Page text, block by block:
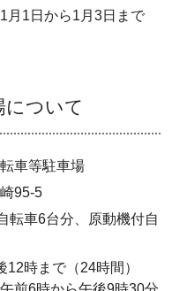
1日から1月3日まで
について
車等駐車場
95-5
車6台分、原動機付自
時まで（24時間）